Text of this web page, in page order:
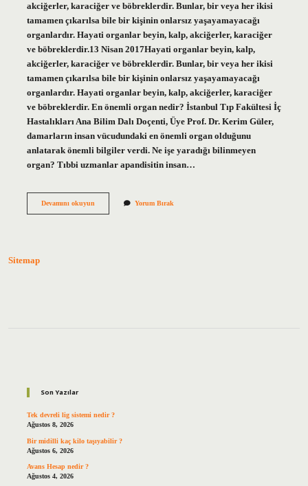
akciğerler, karaciğer ve böbreklerdir. Bunlar, bir veya her ikisi
tamamen çıkarılsa bile bir kişinin onlarsız yaşayamayacağı
organlardır. Hayati organlar beyin, kalp, akciğerler, karaciğer
ve böbreklerdir.13 Nisan 2017Hayati organlar beyin, kalp,
akciğerler, karaciğer ve böbreklerdir. Bunlar, bir veya her ikisi
tamamen çıkarılsa bile bir kişinin onlarsız yaşayamayacağı
organlardır. Hayati organlar beyin, kalp, akciğerler, karaciğer
ve böbreklerdir. En önemli organ nedir? İstanbul Tıp Fakültesi İç
Hastalıkları Ana Bilim Dalı Doçenti, Üye Prof. Dr. Kerim Güler,
damarların insan vücudundaki en önemli organ olduğunu
anlatarak önemli bilgiler verdi. Ne işe yaradığı bilinmeyen
organ? Tıbbi uzmanlar apandisitin insan…
Devamını okuyunEn
Yorum Bırak
Sitemap
Son Yazılar
Tek devreli lig sistemi nedir ?
Ağustos 8, 2026
Bir midilli kaç kilo taşıyabilir ?
Ağustos 6, 2026
Avans Hesap nedir ?
Ağustos 4, 2026